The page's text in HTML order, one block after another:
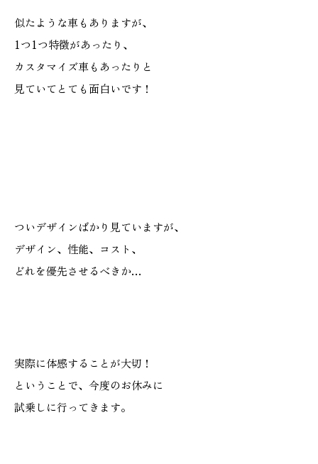
似たような車もありますが、
1つ1つ特徴があったり、
カスタマイズ車もあったりと
見ていてとても面白いです！
ついデザインばかり見ていますが、
デザイン、性能、コスト、
どれを優先させるべきか…
実際に体感することが大切！
ということで、今度のお休みに
試乗しに行ってきます。